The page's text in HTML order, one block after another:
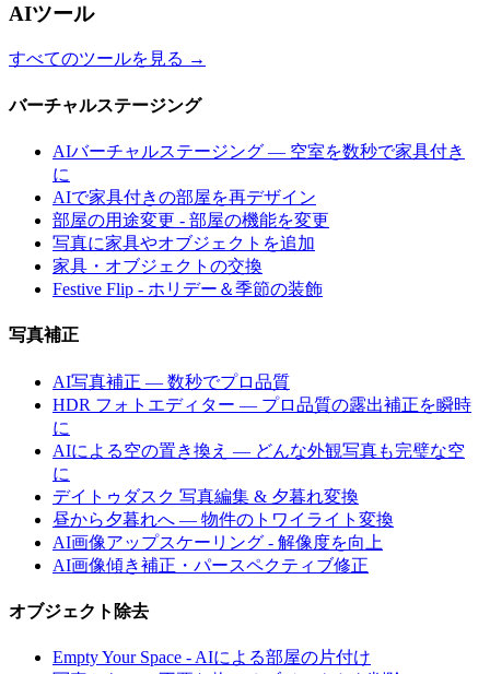
AIツール
すべてのツールを見る →
バーチャルステージング
AIバーチャルステージング — 空室を数秒で家具付き
に
AIで家具付きの部屋を再デザイン
部屋の用途変更 - 部屋の機能を変更
写真に家具やオブジェクトを追加
家具・オブジェクトの交換
Festive Flip - ホリデー＆季節の装飾
写真補正
AI写真補正 — 数秒でプロ品質
HDR フォトエディター — プロ品質の露出補正を瞬時
に
AIによる空の置き換え — どんな外観写真も完璧な空
に
デイトゥダスク 写真編集 & 夕暮れ変換
昼から夕暮れへ — 物件のトワイライト変換
AI画像アップスケーリング - 解像度を向上
AI画像傾き補正・パースペクティブ修正
オブジェクト除去
Empty Your Space - AIによる部屋の片付け